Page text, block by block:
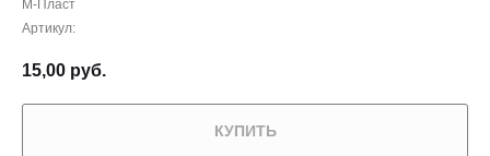
М-Пласт
Артикул:
15,00 руб.
КУПИТЬ